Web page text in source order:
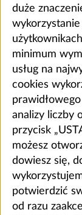
duże
minimum
usług na
cookies
analizy liczby
przycisk
możesz
dowiesz się,
potwierdzić
od razu